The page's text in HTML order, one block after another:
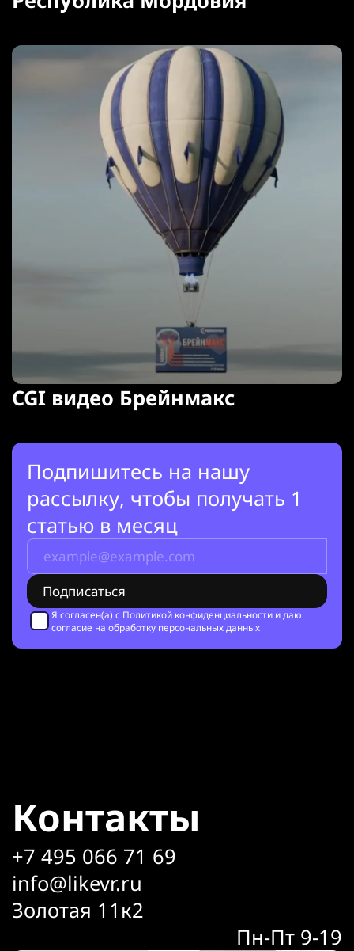
CGI видео Брейнмакс
Подпишитесь на нашу
рассылку, чтобы получать 1
статью в месяц
Я согласен(а) с Политикой конфиденциальности и даю
согласие на обработку персональных данных
Контакты
+7 495 066 71 69
info@likevr.ru
Золотая 11к2
Пн-Пт 9-19